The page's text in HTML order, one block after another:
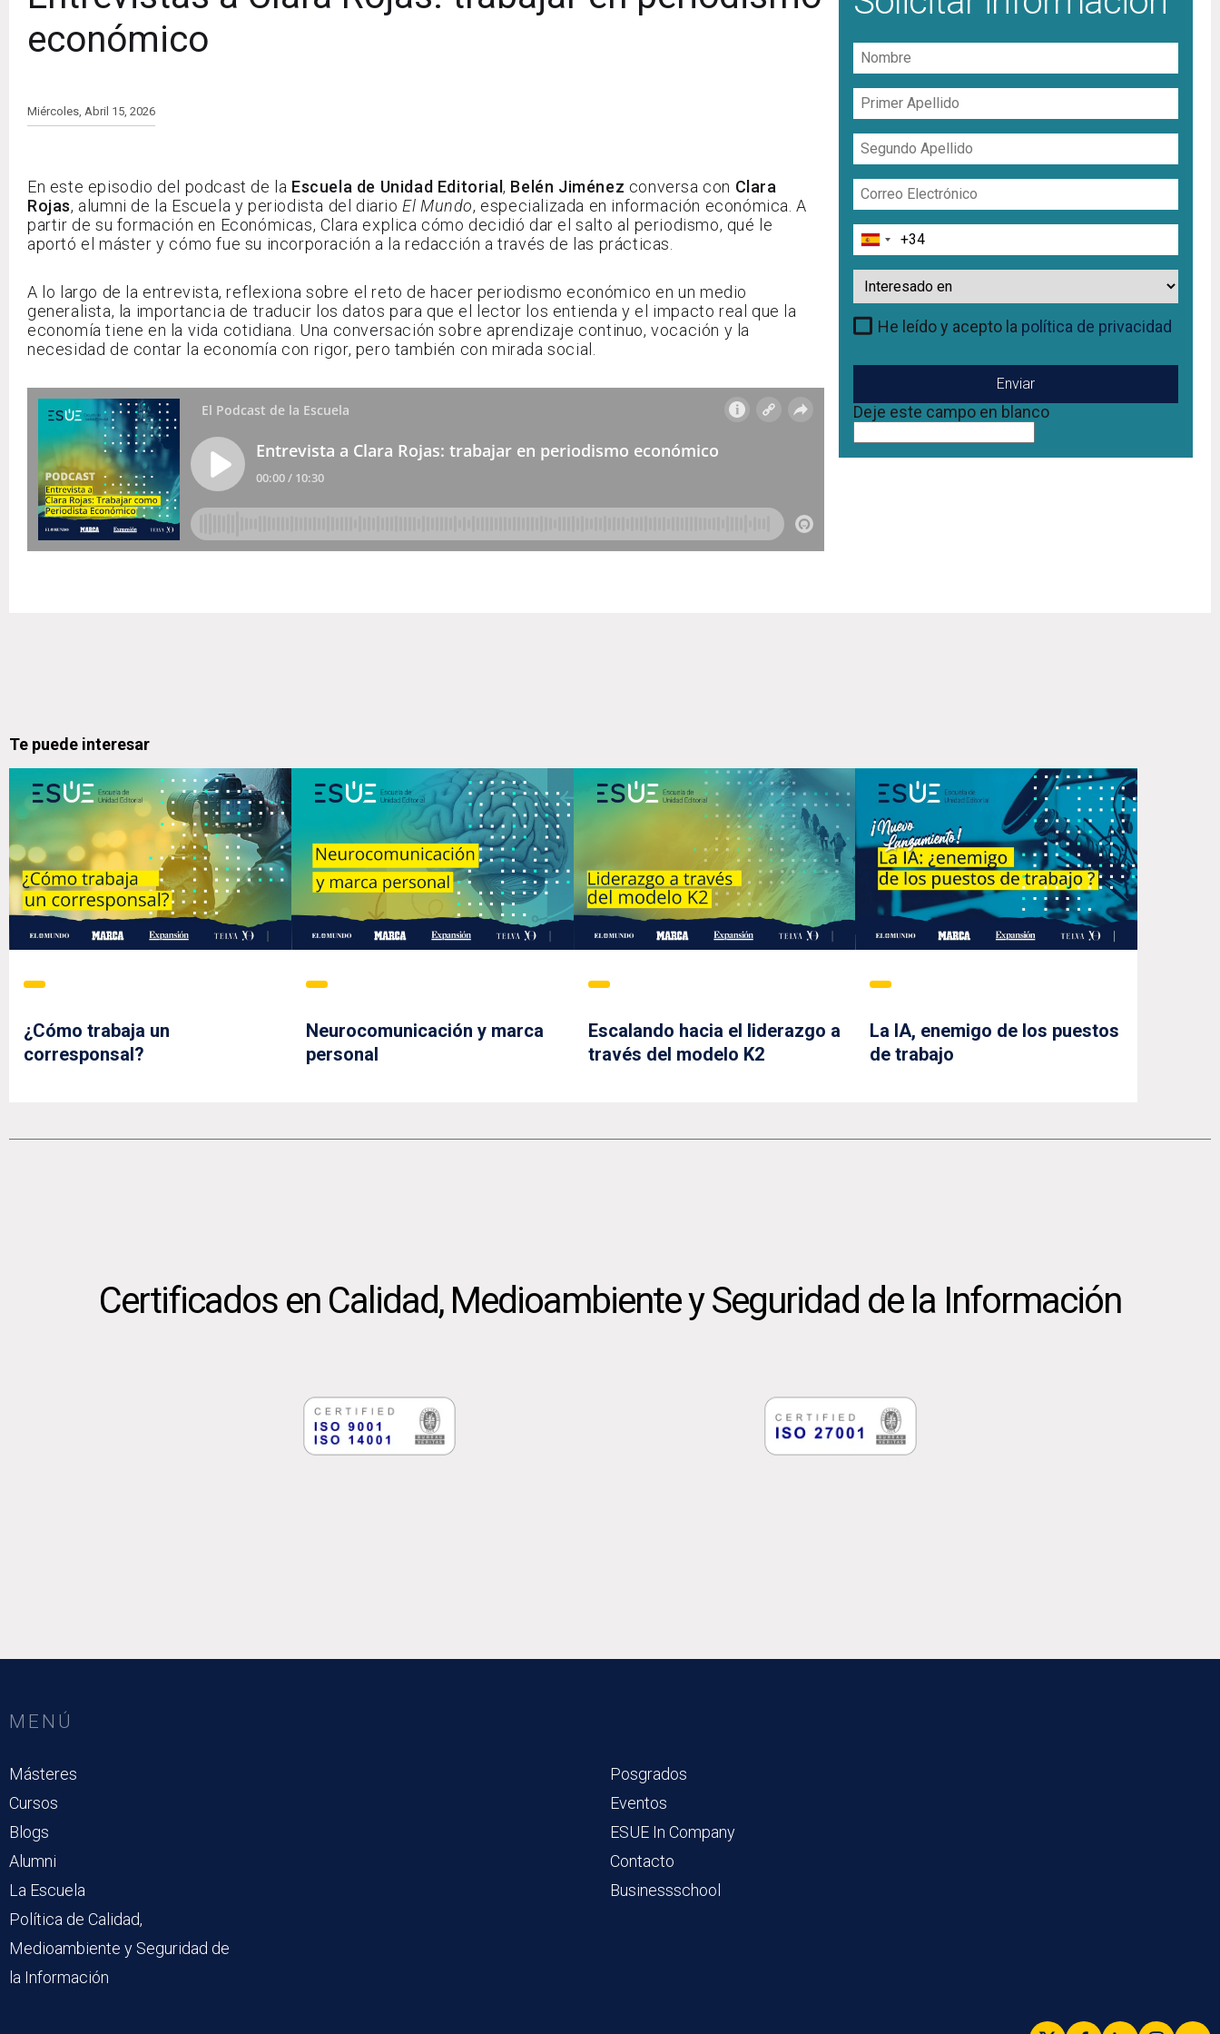
económico
Miércoles, Abril 15, 2026
En este episodio del podcast de la Escuela de Unidad Editorial, Belén Jiménez conversa con Clara
Rojas, alumni de la Escuela y periodista del diario El Mundo, especializada en información económica. A
partir de su formación en Económicas, Clara explica cómo decidió dar el salto al periodismo, qué le
aportó el máster y cómo fue su incorporación a la redacción a través de las prácticas.
A lo largo de la entrevista, reflexiona sobre el reto de hacer periodismo económico en un medio
generalista, la importancia de traducir los datos para que el lector los entienda y el impacto real que la
economía tiene en la vida cotidiana. Una conversación sobre aprendizaje continuo, vocación y la
necesidad de contar la economía con rigor, pero también con mirada social.
Nombre
Primer
Apellido
Segundo
Apellido
Correo
Electrónico
Teléfono
Interesado
en
He leído y acepto la política de privacidad
Deje este campo en blanco
Te puede interesar
¿Cómo trabaja un
corresponsal?
Neurocomunicación y marca
personal
Escalando hacia el liderazgo a
través del modelo K2
La IA, enemigo de los puestos
de trabajo
Certificados en Calidad, Medioambiente y Seguridad de la Información
MENÚ
Másteres
Posgrados
Cursos
Eventos
Blogs
ESUE In Company
Alumni
Contacto
La Escuela
Businessschool
Política de Calidad,
Medioambiente y Seguridad de
la Información